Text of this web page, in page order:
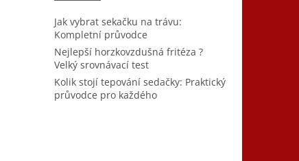
Jak vybrat sekačku na trávu:
Kompletní průvodce
Nejlepší horzkovzdušná fritéza ?
Velký srovnávací test
Kolik stojí tepování sedačky: Praktický
průvodce pro každého